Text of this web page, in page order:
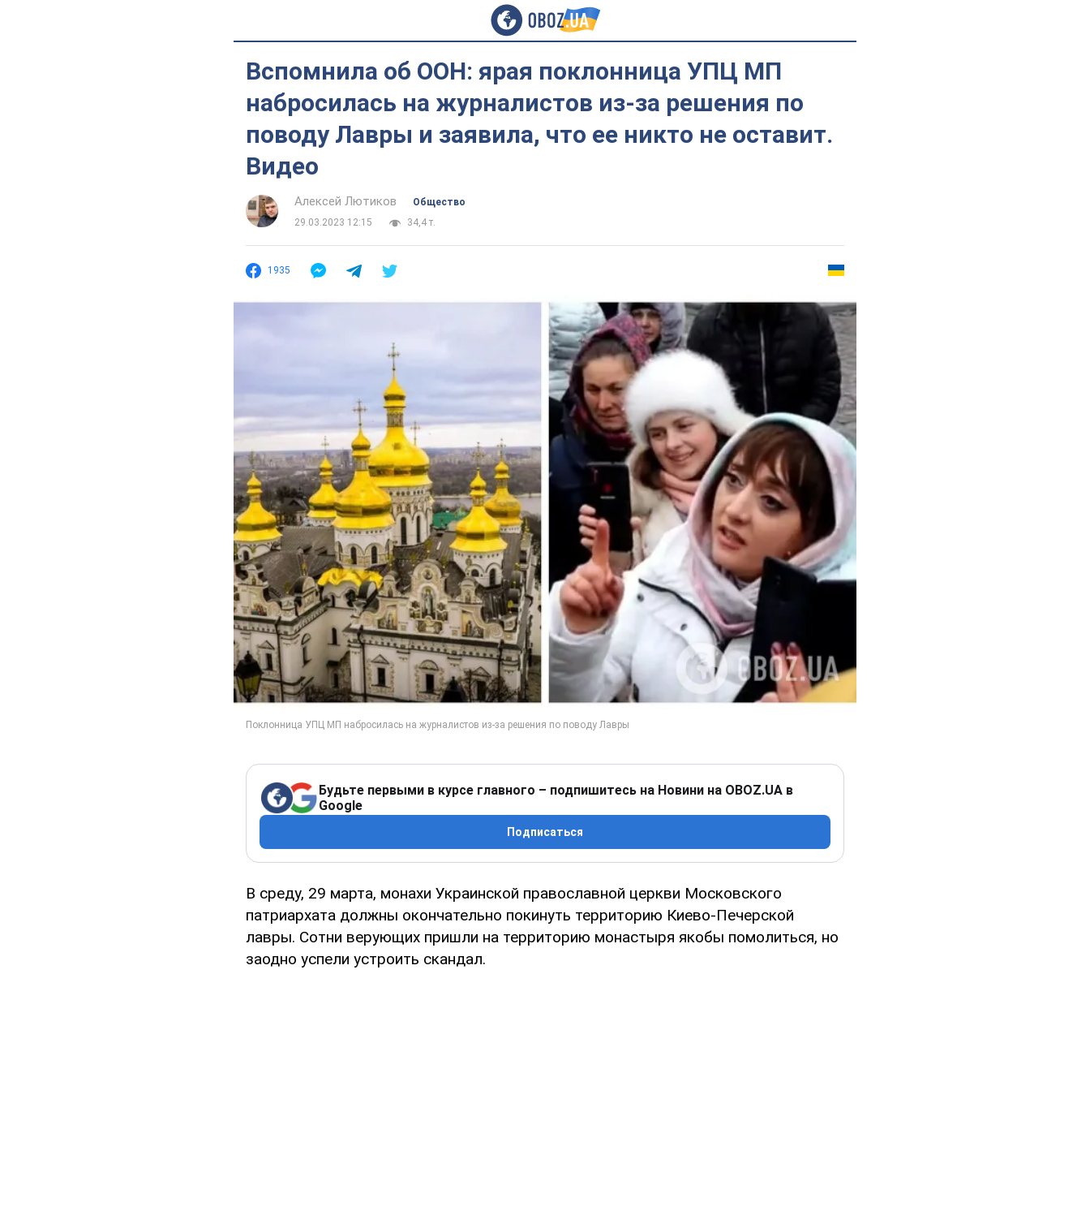
Вспомнила об ООН: ярая поклонница УПЦ МП
набросилась на журналистов из-за решения по
поводу Лавры и заявила, что ее никто не оставит.
Видео
Алексей Лютиков
Общество
29.03.2023 12:15
34,4 т.
1935
Будьте первыми в курсе главного – подпишитесь на Новини на OBOZ.UA в
Google
Подписаться
В среду, 29 марта, монахи Украинской православной церкви Московского
патриархата должны окончательно покинуть территорию Киево-Печерской
лавры. Сотни верующих пришли на территорию монастыря якобы помолиться, но
заодно успели устроить скандал.